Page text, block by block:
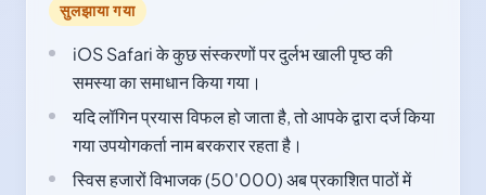
सुलझाया गया
iOS Safari के कुछ संस्करणों पर दुर्लभ खाली पृष्ठ की
समस्या का समाधान किया गया।
यदि लॉगिन प्रयास विफल हो जाता है, तो आपके द्वारा दर्ज किया
गया उपयोगकर्ता नाम बरकरार रहता है।
स्विस हजारों विभाजक (50'000) अब प्रकाशित पाठों में